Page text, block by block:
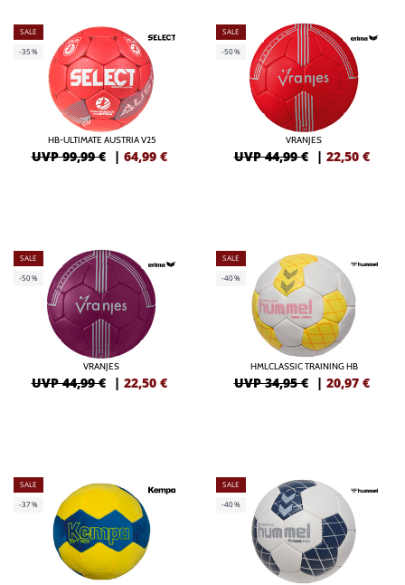
SALE
-35%
HB-ULTIMATE AUSTRIA V25
UVP 99,99 € | 64,99 €
SALE
-50%
VRANJES
UVP 44,99 € | 22,50 €
SALE
-50%
VRANJES
UVP 44,99 € | 22,50 €
SALE
-40%
HMLCLASSIC TRAINING HB
UVP 34,95 € | 20,97 €
SALE
-37%
SALE
-40%